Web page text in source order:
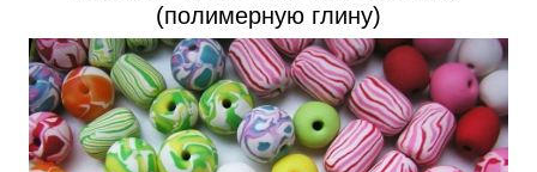
(полимерную глину)